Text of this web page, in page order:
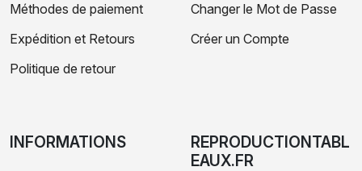
Méthodes de paiement
Expédition et Retours
Politique de retour
Changer le Mot de Passe
Créer un Compte
INFORMATIONS
REPRODUCTIONTABL
EAUX.FR